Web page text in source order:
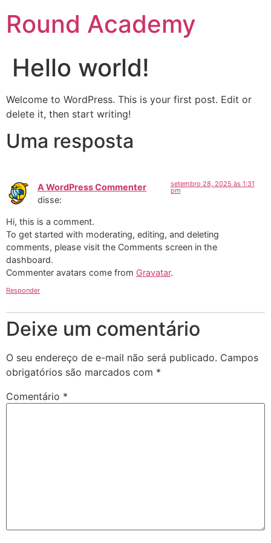
Round Academy
Hello world!
Welcome to WordPress. This is your first post. Edit or
delete it, then start writing!
Uma resposta
A WordPress Commenter
disse:
setembro 28, 2025 às 1:31
pm
Hi, this is a comment.
To get started with moderating, editing, and deleting
comments, please visit the Comments screen in the
dashboard.
Commenter avatars come from Gravatar.
Responder
Deixe um comentário
O seu endereço de e-mail não será publicado. Campos
obrigatórios são marcados com *
Comentário *